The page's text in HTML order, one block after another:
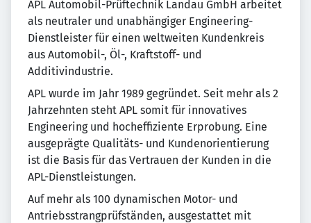
APL Automobil-Prüftechnik Landau GmbH arbeitet
als neutraler und unabhängiger Engineering-
Dienstleister für einen weltweiten Kundenkreis
aus Automobil-, Öl-, Kraftstoff- und
Additivindustrie.
APL wurde im Jahr 1989 gegründet. Seit mehr als 2
Jahrzehnten steht APL somit für innovatives
Engineering und hocheffiziente Erprobung. Eine
ausgeprägte Qualitäts- und Kundenorientierung
ist die Basis für das Vertrauen der Kunden in die
APL-Dienstleistungen.
Auf mehr als 100 dynamischen Motor- und
Antriebsstrangprüfständen, ausgestattet mit